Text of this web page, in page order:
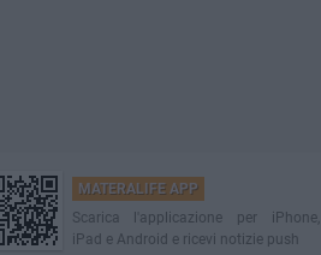
MATERALIFE APP
Scarica l'applicazione per iPhone,
iPad e Android e ricevi notizie push